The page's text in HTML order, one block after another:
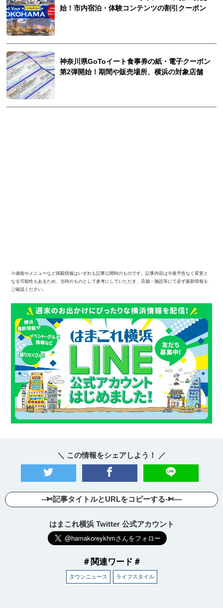
始！市内宿泊・体験コンテンツの割引クーポン
神奈川県GoToイート食事券の紙・電子クーポン
第2弾開始！期間や販売場所、横浜の対象店舗
※価格やメニューなど掲載情報はいずれも記事公開時のものです。記事内容は今後予告なく変更と
なる可能性もあるため、当時のものとして参考にしていただき、店舗・施設等にて必ず最新情報を
ご確認ください。
＼ この情報をシェアしよう！ ／
--✄記事タイトルとURLをコピーする-✄—
はまこれ横浜 Twitter 公式アカウント
＃関連ワード＃
タウンニュース ライフスタイル